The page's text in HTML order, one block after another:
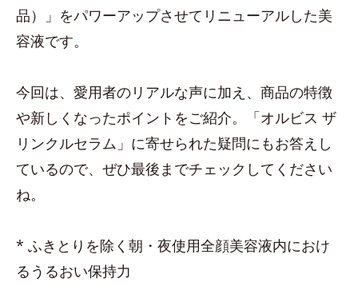
品）」をパワーアップさせてリニューアルした美
容液です。
今回は、愛用者のリアルな声に加え、商品の特徴
や新しくなったポイントをご紹介。「オルビス ザ
リンクルセラム」に寄せられた疑問にもお答えし
ているので、ぜひ最後までチェックしてください
ね。
* ふきとりを除く朝・夜使用全顔美容液内におけ
るうるおい保持力